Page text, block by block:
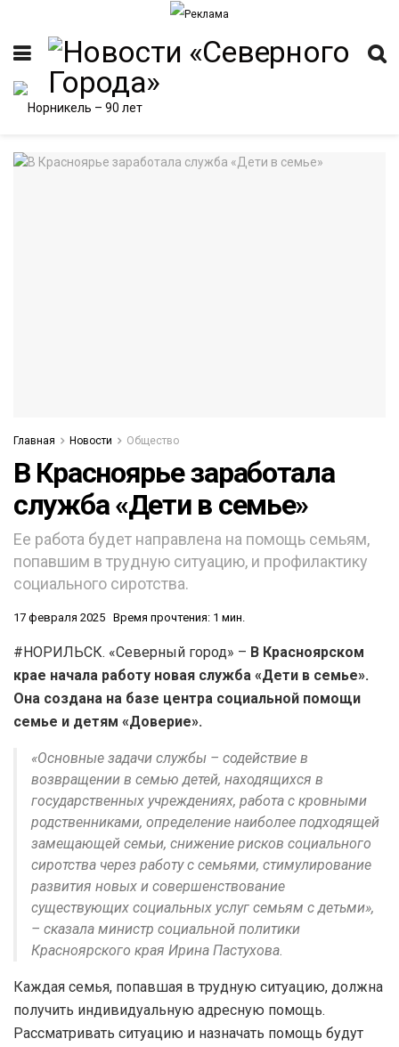
Главная Новости Общество
В Красноярье заработала
служба «Дети в семье»
Ее работа будет направлена на помощь семьям,
попавшим в трудную ситуацию, и профилактику
социального сиротства.
17 февраля 2025 Время прочтения: 1 мин.
#НОРИЛЬСК. «Северный город» – В Красноярском
крае начала работу новая служба «Дети в семье».
Она создана на базе центра социальной помощи
семье и детям «Доверие».
«Основные задачи службы – содействие в
возвращении в семью детей, находящихся в
государственных учреждениях, работа с кровными
родственниками, определение наиболее подходящей
замещающей семьи, снижение рисков социального
сиротства через работу с семьями, стимулирование
развития новых и совершенствование
существующих социальных услуг семьям с детьми»,
– сказала министр социальной политики
Красноярского края Ирина Пастухова.
Каждая семья, попавшая в трудную ситуацию, должна
получить индивидуальную адресную помощь.
Рассматривать ситуацию и назначать помощь будут